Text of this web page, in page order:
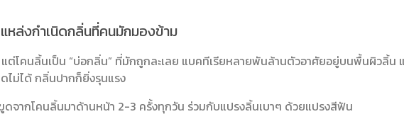
หล่งกำเนิดกลิ่นที่คนมักมองข้าม
ต่โคนลิ้นเป็น “บ่อกลิ่น” ที่มักถูกละเลย แบคทีเรียหลายพันล้านตัวอาศัยอยู่บนพื้นผิวลิ้น
ไม่ได้ กลิ่นปากก็ยิ่งรุนแรง
จากโคนลิ้นมาด้านหน้า 2-3 ครั้งทุกวัน ร่วมกับแปรงลิ้นเบาๆ ด้วยแปรงสีฟัน